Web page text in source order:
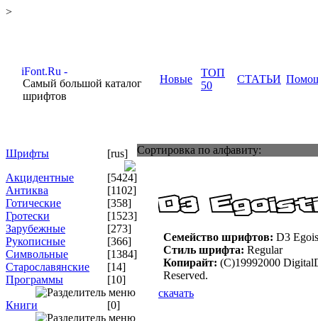
>
Самый большой каталог
шрифтов
Новые
ТОП
50
СТАТЬИ
Шрифты
[rus]
Акцидентные
[5424]
Антиква
[1102]
Готические
[358]
Гротески
[1523]
Зарубежные
[273]
Рукописные
[366]
Символьные
[1384]
Старославянские
[14]
Программы
[10]
Книги [0]
Сортировка по алфавиту:
Семейство шрифтов: D3
Стиль шрифта: Regular
Копирайт: (C)19992000
Reserved.
скачать